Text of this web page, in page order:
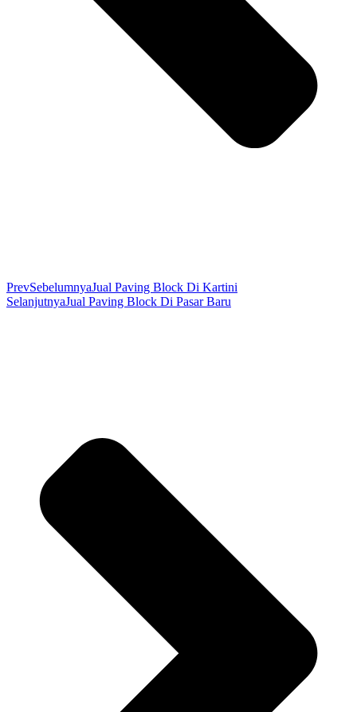
PrevSebelumnyaJual Paving Block Di Kartini
SelanjutnyaJual Paving Block Di Pasar Baru